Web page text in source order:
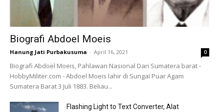
Biografi Abdoel Moeis
Hanung Jati Purbakusuma - April 16, 2021 0
Biografi Abdoel Moeis, Pahlawan Nasional Dari Sumatera barat -
HobbyMiliter.com - Abdoel Moeis lahir di Sungai Puar Agam
Sumatera Barat 3 Juli 1883. Beliau...
Flashing Light to Text Converter, Alat